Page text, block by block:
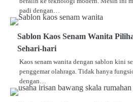
padi dengan…
Sablon Kaos Senam Wanita
Sehari-hari
Kaos senam wanita dengan sablon kini
penggemar olahraga. Tidak hanya
dengan…